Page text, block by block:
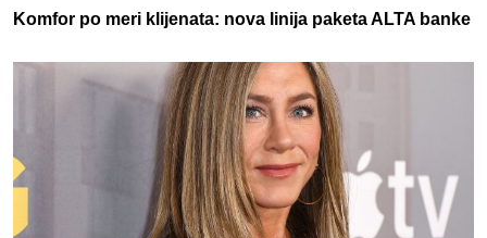
Komfor po meri klijenata: nova linija paketa ALTA banke